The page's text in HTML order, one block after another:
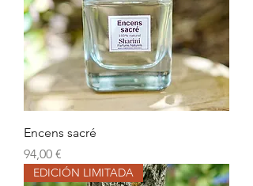
Encens sacré
Precio
94,00 €
EDICIÓN LIMITADA